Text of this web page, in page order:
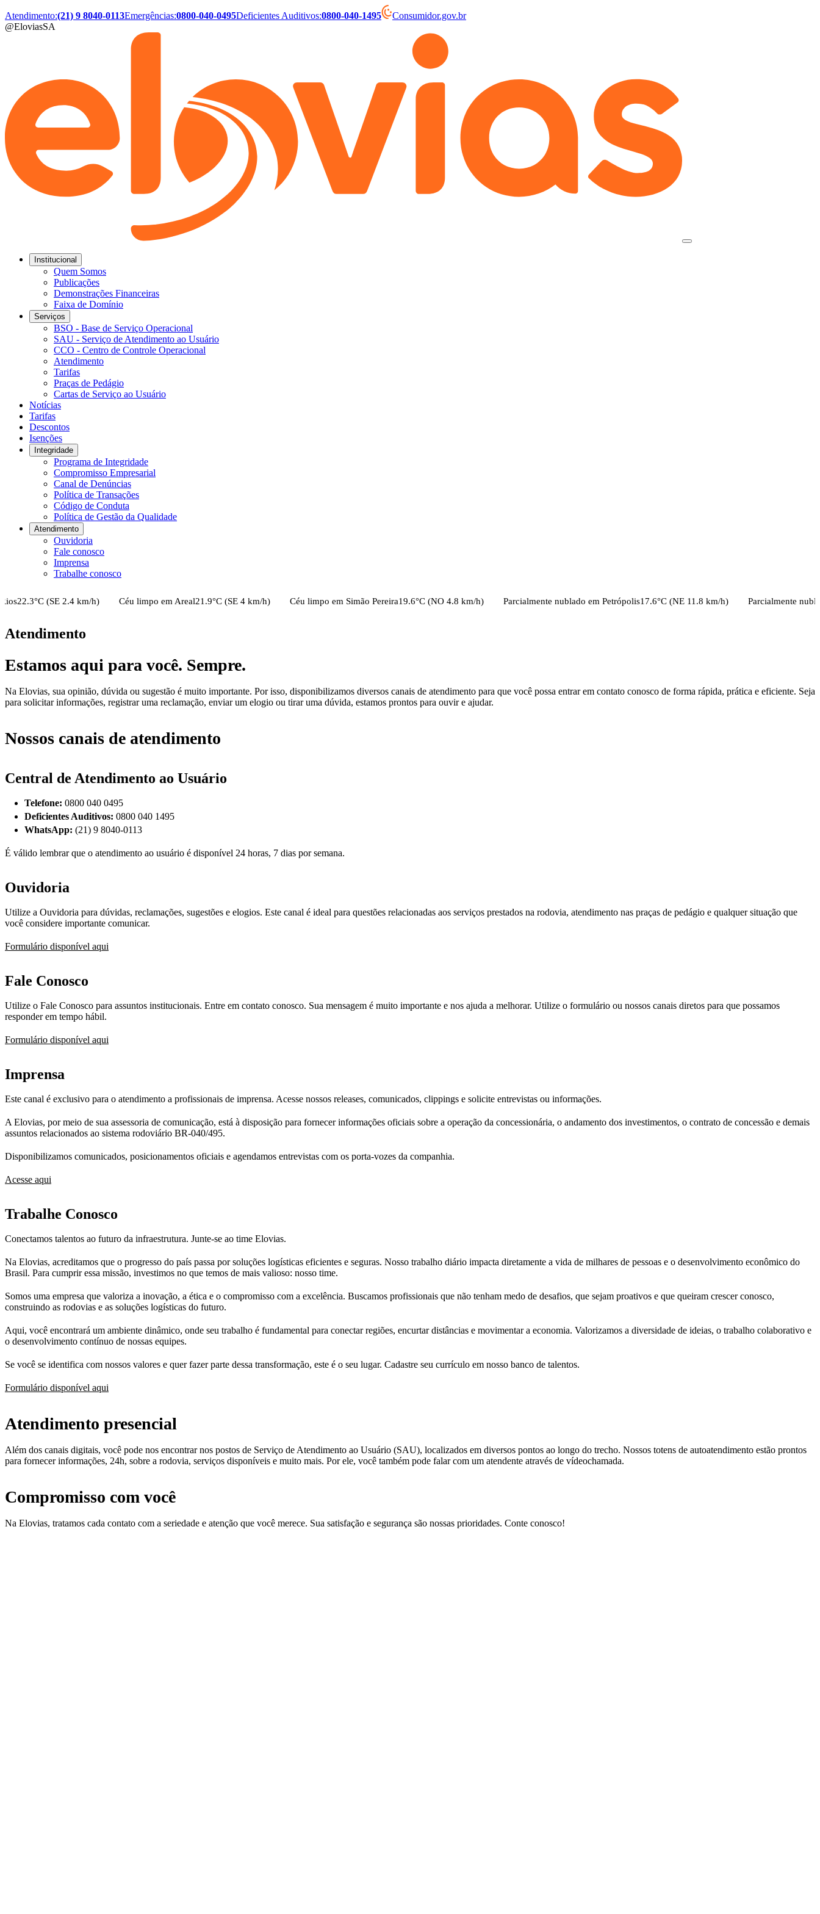
Atendimento:(21) 9 8040-0113Emergências:0800-040-0495Deficientes Auditivos:0800-040-1495
Consumidor.gov.br
@EloviasSA
Institucional
Quem Somos
Publicações
Demonstrações Financeiras
Faixa de Domínio
Serviços
BSO - Base de Serviço Operacional
SAU - Serviço de Atendimento ao Usuário
CCO - Centro de Controle Operacional
Atendimento
Tarifas
Praças de Pedágio
Cartas de Serviço ao Usuário
Notícias
Tarifas
Descontos
Isenções
Integridade
Programa de Integridade
Compromisso Empresarial
Canal de Denúncias
Política de Transações
Código de Conduta
Política de Gestão da Qualidade
Atendimento
Ouvidoria
Fale conosco
Imprensa
Trabalhe conosco
°C (SE 2.4km/h) Céu limpoemAreal 21.9°C (SE 4km/h) Céu limpoemSimão Pereira19.6°C (NO 4.8km/h) Parcialmente nubladoemPetrópolis17.6°C (NE 11.8km/h) Parcialmente nublado
Atendimento
Estamos aqui para você. Sempre.
Na Elovias, sua opinião, dúvida ou sugestão é muito importante. Por isso, disponibilizamos diversos canais de atendimento para que você possa entrar em contato conosco de forma rápida, prática e eficiente. Seja
para solicitar informações, registrar uma reclamação, enviar um elogio ou tirar uma dúvida, estamos prontos para ouvir e ajudar.
Nossos canais de atendimento
Central de Atendimento ao Usuário
Telefone: 0800 040 0495
Deficientes Auditivos: 0800 040 1495
WhatsApp: (21) 9 8040-0113
É válido lembrar que o atendimento ao usuário é disponível 24 horas, 7 dias por semana.
Ouvidoria
Utilize a Ouvidoria para dúvidas, reclamações, sugestões e elogios. Este canal é ideal para questões relacionadas aos serviços prestados na rodovia, atendimento nas praças de pedágio e qualquer situação que
você considere importante comunicar.
Formulário disponível aqui
Fale Conosco
Utilize o Fale Conosco para assuntos institucionais. Entre em contato conosco. Sua mensagem é muito importante e nos ajuda a melhorar. Utilize o formulário ou nossos canais diretos para que possamos
responder em tempo hábil.
Formulário disponível aqui
Imprensa
Este canal é exclusivo para o atendimento a profissionais de imprensa. Acesse nossos releases, comunicados, clippings e solicite entrevistas ou informações.
A Elovias, por meio de sua assessoria de comunicação, está à disposição para fornecer informações oficiais sobre a operação da concessionária, o andamento dos investimentos, o contrato de concessão e demais
assuntos relacionados ao sistema rodoviário BR-040/495.
Disponibilizamos comunicados, posicionamentos oficiais e agendamos entrevistas com os porta-vozes da companhia.
Acesse aqui
Trabalhe Conosco
Conectamos talentos ao futuro da infraestrutura. Junte-se ao time Elovias.
Na Elovias, acreditamos que o progresso do país passa por soluções logísticas eficientes e seguras. Nosso trabalho diário impacta diretamente a vida de milhares de pessoas e o desenvolvimento econômico do
Brasil. Para cumprir essa missão, investimos no que temos de mais valioso: nosso time.
Somos uma empresa que valoriza a inovação, a ética e o compromisso com a excelência. Buscamos profissionais que não tenham medo de desafios, que sejam proativos e que queiram crescer conosco,
construindo as rodovias e as soluções logísticas do futuro.
Aqui, você encontrará um ambiente dinâmico, onde seu trabalho é fundamental para conectar regiões, encurtar distâncias e movimentar a economia. Valorizamos a diversidade de ideias, o trabalho colaborativo e
o desenvolvimento contínuo de nossas equipes.
Se você se identifica com nossos valores e quer fazer parte dessa transformação, este é o seu lugar. Cadastre seu currículo em nosso banco de talentos.
Formulário disponível aqui
Atendimento presencial
Além dos canais digitais, você pode nos encontrar nos postos de Serviço de Atendimento ao Usuário (SAU), localizados em diversos pontos ao longo do trecho. Nossos totens de autoatendimento estão prontos
para fornecer informações, 24h, sobre a rodovia, serviços disponíveis e muito mais. Por ele, você também pode falar com um atendente através de vídeochamada.
Compromisso com você
Na Elovias, tratamos cada contato com a seriedade e atenção que você merece. Sua satisfação e segurança são nossas prioridades. Conte conosco!